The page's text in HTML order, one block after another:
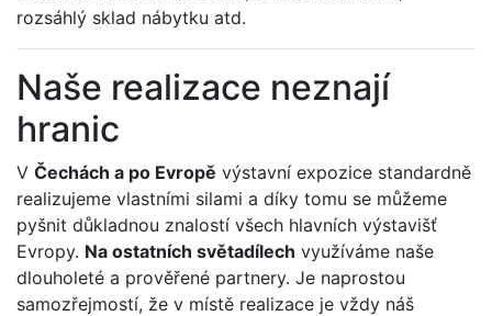
rozsáhlý sklad nábytku atd.
Naše realizace neznají
hranic
V Čechách a po Evropě výstavní expozice standardně
realizujeme vlastními silami a díky tomu se můžeme
pyšnit důkladnou znalostí všech hlavních výstavišť
Evropy. Na ostatních světadílech využíváme naše
dlouholeté a prověřené partnery. Je naprostou
samozřejmostí, že v místě realizace je vždy náš